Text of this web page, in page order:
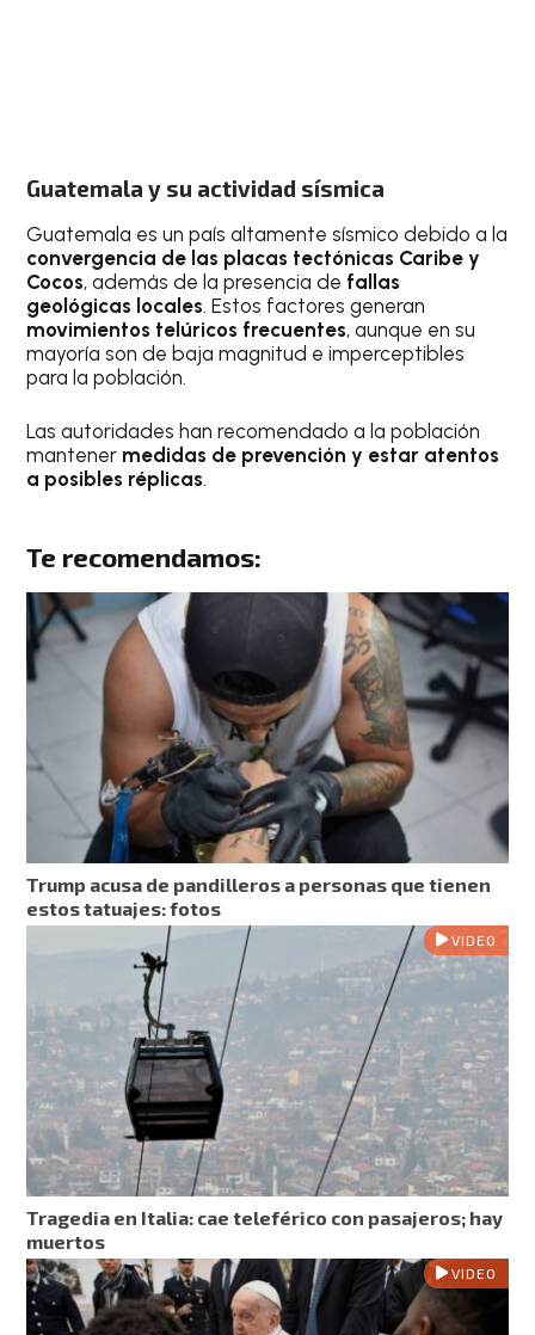
Guatemala y su actividad sísmica
Guatemala es un país altamente sísmico debido a la
convergencia de las placas tectónicas Caribe y
Cocos, además de la presencia de fallas
geológicas locales. Estos factores generan
movimientos telúricos frecuentes, aunque en su
mayoría son de baja magnitud e imperceptibles
para la población.
Las autoridades han recomendado a la población
mantener medidas de prevención y estar atentos
a posibles réplicas.
Te recomendamos:
Trump acusa de pandilleros a personas que tienen
estos tatuajes: fotos
VIDEO
Tragedia en Italia: cae teleférico con pasajeros; hay
muertos
VIDEO